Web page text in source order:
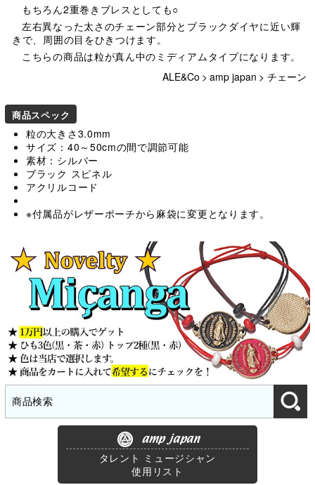
もちろん2重巻きブレスとしても○
左右異なった太さのチェーン部分とブラックダイヤに近い輝
きで、周囲の目をひきつけます。
こちらの商品は粒が真ん中のミディアムタイプになります。
ALE&Co > amp japan > チェーン
商品スペック
粒の大きさ3.0mm
サイズ：40～50cmの間で調節可能
素材：シルバー
ブラック スピネル
アクリルコード
※付属品がレザーポーチから麻袋に変更となります。
amp japan
タレント ミュージシャン
使用リスト